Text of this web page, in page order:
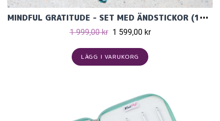
MINDFUL GRATITUDE - SET MED ÄNDSTICKOR (12 PAR, 13 CM) OCH TILLBEHÖR
1 999,00 kr 1 599,00 kr
LÄGG I VARUKORG